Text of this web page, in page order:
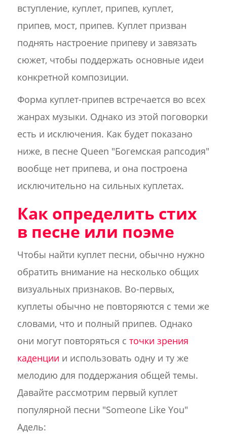
вступление, куплет, припев, куплет,
припев, мост, припев. Куплет призван
поднять настроение припеву и завязать
сюжет, чтобы поддержать основные идеи
конкретной композиции.
Форма куплет-припев встречается во всех
жанрах музыки. Однако из этой поговорки
есть и исключения. Как будет показано
ниже, в песне Queen "Богемская рапсодия"
вообще нет припева, и она построена
исключительно на сильных куплетах.
Как определить стих
в песне или поэме
Чтобы найти куплет песни, обычно нужно
обратить внимание на несколько общих
визуальных признаков. Во-первых,
куплеты обычно не повторяются с теми же
словами, что и полный припев. Однако
они могут повторяться с точки зрения
каденции и использовать одну и ту же
мелодию для поддержания общей темы.
Давайте рассмотрим первый куплет
популярной песни "Someone Like You"
Адель: